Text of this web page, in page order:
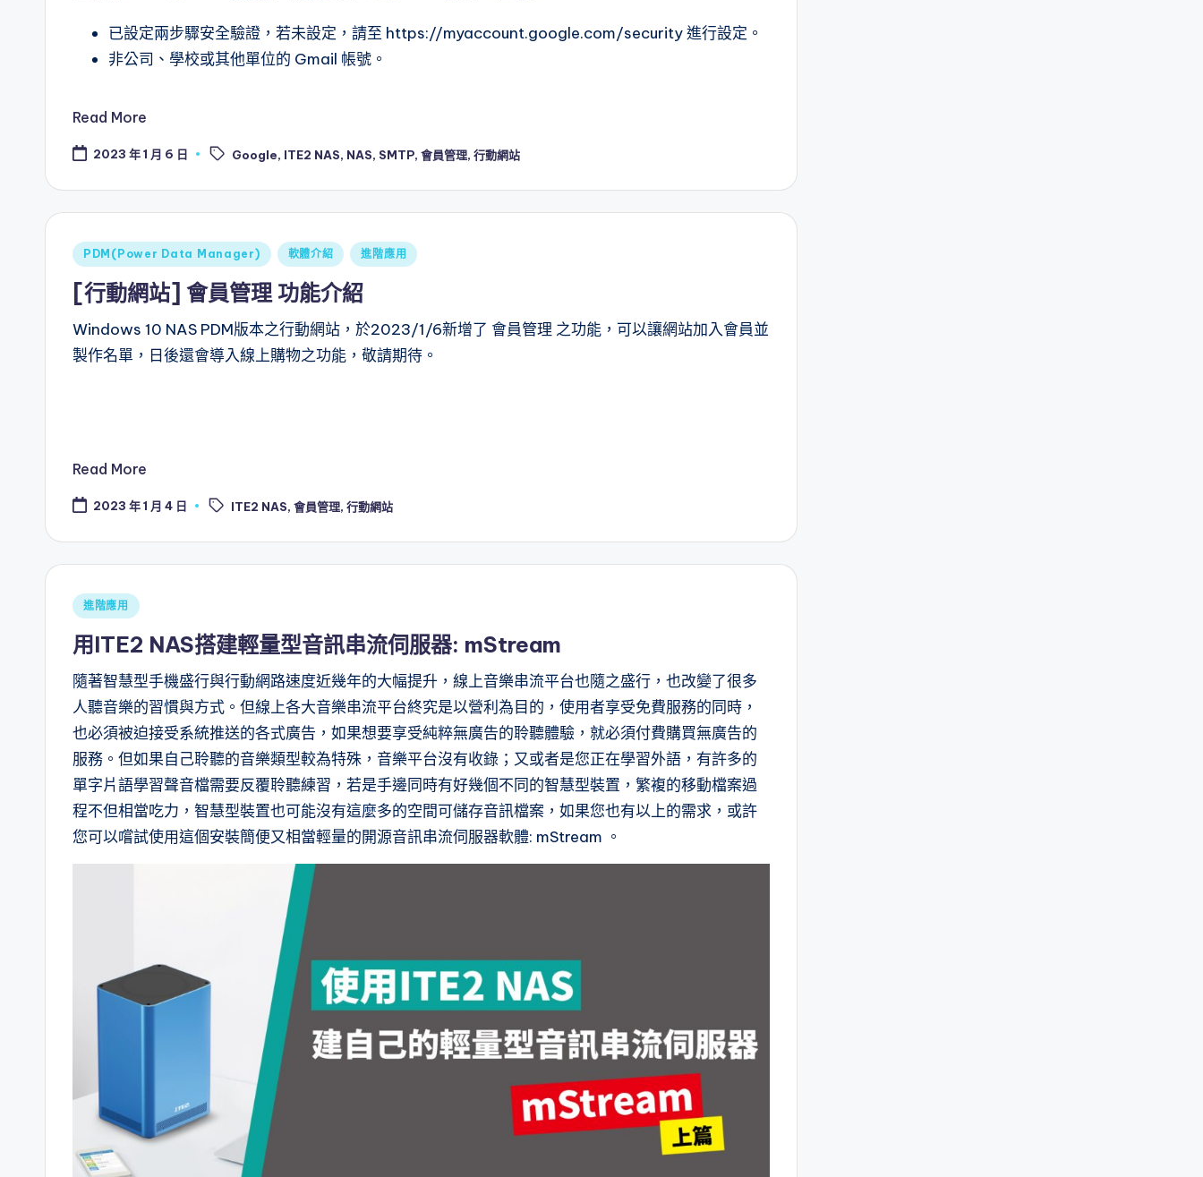
已設定兩步驟安全驗證，若未設定，請至 https://myaccount.google.com/security 進行設定。
非公司、學校或其他單位的 Gmail 帳號。
Read More
2023 年 1 月 6 日
Tags: Google, ITE2 NAS, NAS, SMTP,會員管理,行動網站
Posted
PDM(Power Data Manager) 軟體介紹 進階應用
[行動網站] 會員管理 功能介紹
Windows 10 NAS PDM版本之行動網站，於2023/1/6新增了 會員管理 之功能，可以讓網站加入會員並
製作名單，日後還會導入線上購物之功能，敬請期待。
Read More
2023 年 1 月 4 日
Tags: ITE2 NAS,會員管理,行動網站
Posted
進階應用
用ITE2 NAS搭建輕量型音訊串流伺服器: mStream
隨著智慧型手機盛行與行動網路速度近幾年的大幅提升，線上音樂串流平台也隨之盛行，也改變了很多
人聽音樂的習慣與方式。但線上各大音樂串流平台終究是以營利為目的，使用者享受免費服務的同時，
也必須被迫接受系統推送的各式廣告，如果想要享受純粹無廣告的聆聽體驗，就必須付費購買無廣告的
服務。但如果自己聆聽的音樂類型較為特殊，音樂平台沒有收錄；又或者是您正在學習外語，有許多的
單字片語學習聲音檔需要反覆聆聽練習，若是手邊同時有好幾個不同的智慧型裝置，繁複的移動檔案過
程不但相當吃力，智慧型裝置也可能沒有這麼多的空間可儲存音訊檔案，如果您也有以上的需求，或許
您可以嚐試使用這個安裝簡便又相當輕量的開源音訊串流伺服器軟體: mStream 。